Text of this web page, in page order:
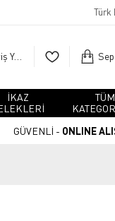
Türk
Giriş Yap
İKAZ
TÜM
GÜVENLİ - ONLINE